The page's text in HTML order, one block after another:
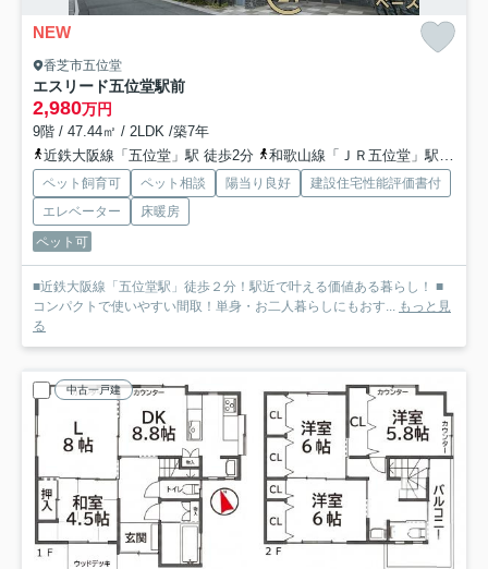
NEW
香芝市五位堂
エスリード五位堂駅前
2,980万円
9階 / 47.44㎡ / 2LDK /築7年
近鉄大阪線「五位堂」駅 徒歩2分
和歌山線「ＪＲ五位堂」駅 徒歩10分
ペット飼育可 ペット相談 陽当り良好
建設住宅性能評価書付
エレベーター
床暖房
ペット可
■近鉄大阪線「五位堂駅」徒歩２分！駅近で叶える価値ある暮らし！ ■
コンパクトで使いやすい間取！単身・お二人暮らしにもおす...
もっと見
る
中古一戸建